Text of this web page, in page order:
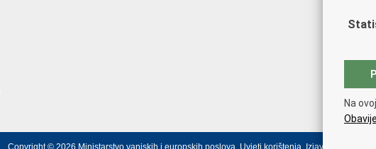
Copyright © 2026 Ministarstvo vanjskih i europskih poslova. Uvjeti korištenja Izjava o
Na